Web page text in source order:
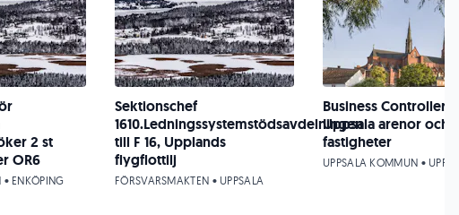
2 st
OR6
• ENKÖPING
Sektionschef
1610.Ledningssystemstödsavdelningen
till F 16, Upplands
flygflottilj
FÖRSVARSMAKTEN • UPPSALA
Business Controller -
Uppsala arenor och
fastigheter
UPPSALA KOMMUN •